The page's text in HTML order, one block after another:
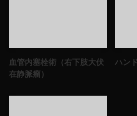
血管内塞栓術（右下肢大伏
在静脈瘤）
ハン